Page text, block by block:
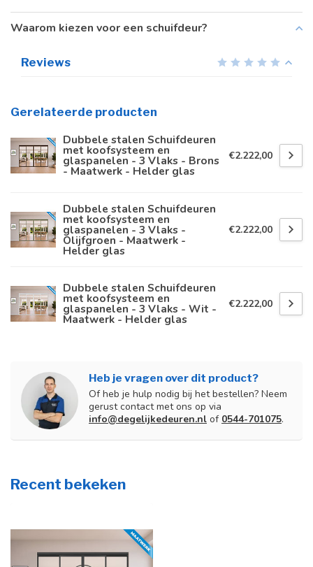
Waarom kiezen voor een schuifdeur?
Reviews
Gerelateerde producten
Dubbele stalen Schuifdeuren
met koofsysteem en
glaspanelen - 3 Vlaks - Brons
- Maatwerk - Helder glas
€2.222,00
Dubbele stalen Schuifdeuren
met koofsysteem en
glaspanelen - 3 Vlaks -
Olijfgroen - Maatwerk -
Helder glas
€2.222,00
Dubbele stalen Schuifdeuren
met koofsysteem en
glaspanelen - 3 Vlaks - Wit -
Maatwerk - Helder glas
€2.222,00
Heb je vragen over dit product?
Of heb je hulp nodig bij het bestellen? Neem
gerust contact met ons op via
info@degelijkedeuren.nl of 0544-701075.
Recent bekeken